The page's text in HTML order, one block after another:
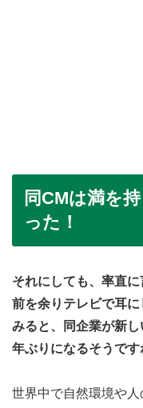
同CMは満を
った！
それにしても、率直
前を余りテレビで耳
みると、同企業が新
年ぶりになるそうです
世界中で自然環境や